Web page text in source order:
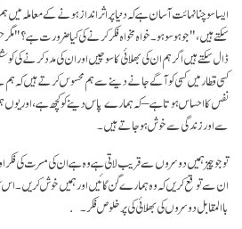
ایسا سوچنا نہائت آسان ہے کہ دنیا پر اثر انداز ہونے کے معاملہ
سکتے ہیں، "جو ہو سو ہو۔ خواہ مخواہ فکر کرنے کی کیا ضرورت ہے؟" مگر
ڈال سکتے ہیں اگر ہم ان کی بھلائی کا سوچیں اور ان کی مدد کرنے
کسی قطار میں کسی کو آگے جانے دینے سے ہم محسوس کرتے ہیں کہ
نفس کا احساس ہوتا ہے – کہ ہمارے پاس دینے کو کچھ ہے، اور
سے اور زندگی سے خوش ہو جاتے ہیں۔
تو جو چیز ہمیں دوسروں سے قریب لاتی ہے وہ ہے ان کی مسرت کی فکر اور
ان سے توقع کریں کہ وہ ہمارے گن گائیں اور ہمیں خوش کریں۔ اس
باالمقابل دوسروں کی بھلائی کی پر خلوص فکر۔